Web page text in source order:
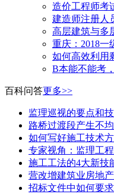
造价工程师考
建造师注册人
高层建筑与多
重庆：2018一
如何高效利用
B本能不能考
百科问答更多>>
监理巡视的要点和
路桥过渡段产生不
如何写好施工技术
专家视角：监理工
施工工法的4大新技
营改增建筑业房地
招标文件中如何要